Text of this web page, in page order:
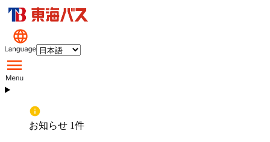
お知らせ 1件